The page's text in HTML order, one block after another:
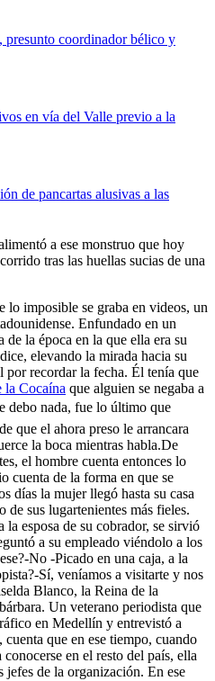
presunto coordinador bélico y
en vía del Valle previo a la
de pancartas alusivas a las
a ese monstruo que hoy
tras las huellas sucias de una
lo imposible se graba en videos, un
Enfundado en un
la época en la que ella era su
elevando la mirada hacia su
recordar la fecha. Él tenía que
la Cocaína que alguien se negaba a
debo nada, fue lo último que
que el ahora preso le arrancara
la boca mientras habla.De
el hombre cuenta entonces lo
cuenta de la forma en que se
días la mujer llegó hasta su casa
de sus lugartenientes más fieles.
esposa de su cobrador, se sirvió
a su empleado viéndolo a los
No -Picado en una caja, a la
Sí, veníamos a visitarte y nos
Blanco, la Reina de la
Un veterano periodista que
en Medellín y entrevistó a
que en ese tiempo, cuando
en el resto del país, ella
jefes de la organización. En ese